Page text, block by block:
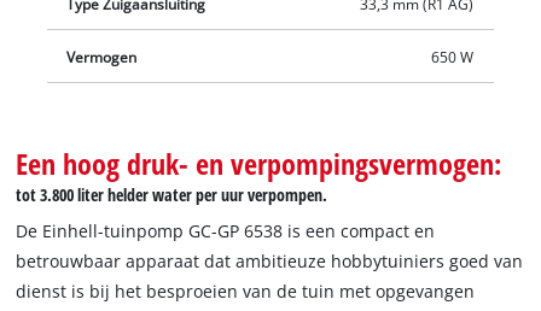
Type Zuigaansluiting 33,3 mm (R1 AG)
Vermogen 650 W
Een hoog druk- en verpompingsvermogen:
tot 3.800 liter helder water per uur verpompen.
De Einhell-tuinpomp GC-GP 6538 is een compact en
betrouwbaar apparaat dat ambitieuze hobbytuiniers goed van
dienst is bij het besproeien van de tuin met opgevangen